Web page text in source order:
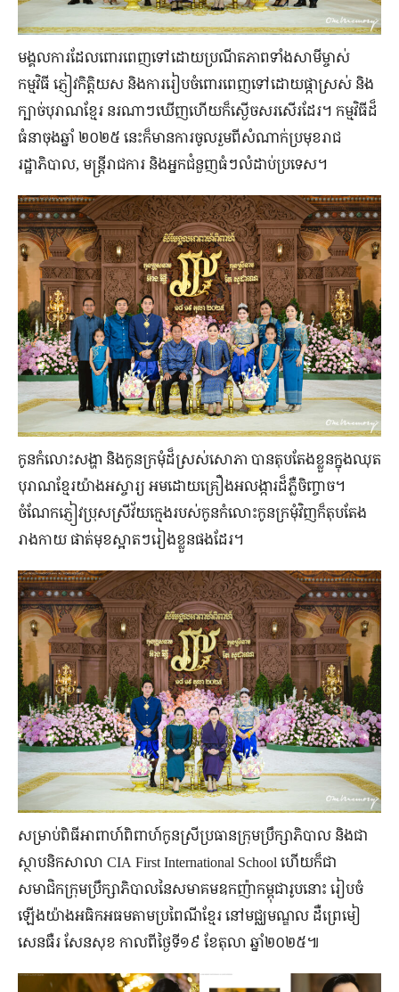
មង្គលការ​ដែល​ពោរពេញ​ទៅ​ដោយ​ប្រណីត​ភាព​ទាំង​សាមី​ម្ចាស់​
កម្មវិធី ភ្ញៀវ​កិត្តិយស និង​ការ​រៀបចំ​ពោរពេញ​ទៅ​ដោយ​ផ្កា​ស្រស់ និង​
ក្បាច់​បុរាណ​ខ្មែរ នរណា​ៗ​ឃើញ​ហើយ​ក៏​ស្ងើចសរសើរ​ដែរ។ កម្មវិធី​ដ៏​
ធំ​នា​ចុង​ឆ្នាំ ២០២៥ នេះ​ក៏​មាន​ការ​ចូលរួម​ពី​សំណាក់​ប្រមុខ​រាជ
រដ្ឋាភិបាល, មន្ត្រី​រាជការ និង​អ្នក​ជំនួញ​ធំ​ៗ​លំដាប់​ប្រទេស។
កូន​កំលោះ​សង្ហា និង​កូន​ក្រមុំ​ដ៏​ស្រស់​សោភា បាន​តុបតែង​ខ្លួន​ក្នុង​ឈុត​
បុរាណ​ខ្មែរ​យ៉ាង​អស្ចារ្យ អម​ដោយ​គ្រឿង​អលង្ការ​ដ៏​ភ្លឺចិញ្ចាច។
ចំណែក​ភ្ញៀវ​ប្រុស​ស្រី​វ័យ​ក្មេង​របស់​កូន​កំលោះ​កូន​ក្រមុំ​វិញ​ក៏​តុបតែង​
រាងកាយ ផាត់​មុខ​ស្អាត​ៗ​រៀង​ខ្លួន​ផង​ដែរ។
សម្រាប់​ពិធី​អាពាហ៍ពិពាហ៍​កូនស្រី​ប្រធាន​ក្រុមប្រឹក្សាភិបាល និង​ជា​
ស្ថាបនិក​សាលា CIA First International School ហើយ​ក៏​ជា​
សមាជិក​ក្រុមប្រឹក្សាភិបាល​នៃ​សមាគម​ឧកញ៉ា​កម្ពុជា​រូប​នោះ រៀបចំ​
ឡើង​យ៉ាង​អធិកអធម​តាម​ប្រពៃណី​ខ្មែរ នៅ​មជ្ឈមណ្ឌល ដឺព្រេមៀ
សេនធឺរ សែនសុខ កាលពីថ្ងៃទី១៩ ខែ​តុលា ឆ្នាំ២០២៥៕